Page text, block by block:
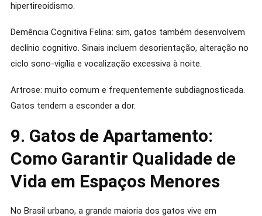
hipertireoidismo.
Demência Cognitiva Felina: sim, gatos também desenvolvem
declínio cognitivo. Sinais incluem desorientação, alteração no
ciclo sono-vigília e vocalização excessiva à noite.
Artrose: muito comum e frequentemente subdiagnosticada.
Gatos tendem a esconder a dor.
9. Gatos de Apartamento:
Como Garantir Qualidade de
Vida em Espaços Menores
No Brasil urbano, a grande maioria dos gatos vive em